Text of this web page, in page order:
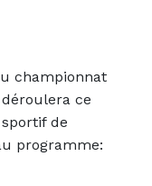
championnat
ce
de
programme: